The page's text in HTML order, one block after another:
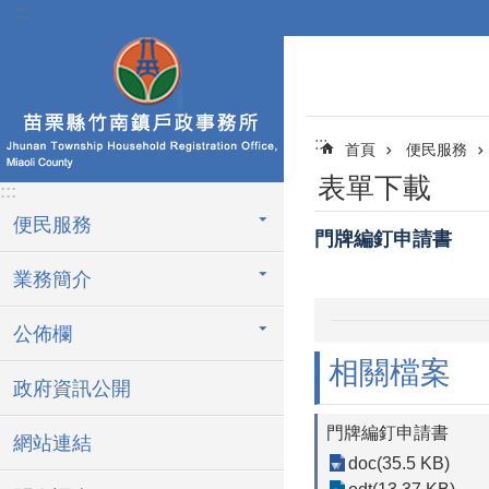
跳到主要內容區塊
:::
:::
便民服務
業務簡介
公佈欄
政府資訊公開
網站連結
::: 首頁 便民服務
表單下載
門牌編釘申請書
相關檔案
門牌編釘申請書
doc(35.5 KB)